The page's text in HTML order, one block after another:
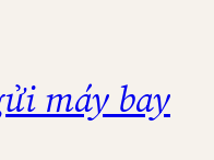
máy bay